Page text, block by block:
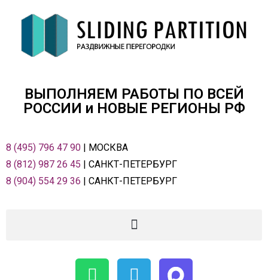
ВЫПОЛНЯЕМ РАБОТЫ ПО ВСЕЙ
РОСCИИ и НОВЫЕ РЕГИОНЫ РФ
8 (495) 796 47 90 | МОСКВА
8 (812) 987 26 45 | САНКТ-ПЕТЕРБУРГ
8 (904) 554 29 36 | САНКТ-ПЕТЕРБУРГ